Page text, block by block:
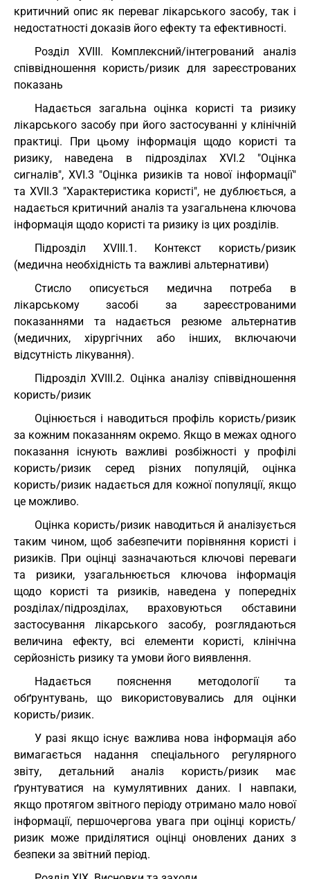
критичний опис як переваг лікарського засобу, так і
недостатності доказів його ефекту та ефективності.
Розділ XVIII. Комплексний/інтегрований аналіз
співвідношення користь/ризик для зареєстрованих
показань
Надається загальна оцінка користі та ризику
лікарського засобу при його застосуванні у клінічній
практиці. При цьому інформація щодо користі та
ризику, наведена в підрозділах XVI.2 "Оцінка
сигналів", XVI.3 "Оцінка ризиків та нової інформації"
та XVIІ.3 "Характеристика користі", не дублюється, а
надається критичний аналіз та узагальнена ключова
інформація щодо користі та ризику із цих розділів.
Підрозділ XVIII.1. Контекст користь/ризик
(медична необхідність та важливі альтернативи)
Стисло описується медична потреба в
лікарському засобі за зареєстрованими
показаннями та надається резюме альтернатив
(медичних, хірургічних або інших, включаючи
відсутність лікування).
Підрозділ XVIII.2. Оцінка аналізу співвідношення
користь/ризик
Оцінюється і наводиться профіль користь/ризик
за кожним показанням окремо. Якщо в межах одного
показання існують важливі розбіжності у профілі
користь/ризик серед різних популяцій, оцінка
користь/ризик надається для кожної популяції, якщо
це можливо.
Оцінка користь/ризик наводиться й аналізується
таким чином, щоб забезпечити порівняння користі і
ризиків. При оцінці зазначаються ключові переваги
та ризики, узагальнюється ключова інформація
щодо користі та ризиків, наведена у попередніх
розділах/підрозділах, враховуються обставини
застосування лікарського засобу, розглядаються
величина ефекту, всі елементи користі, клінічна
серйозність ризику та умови його виявлення.
Надається пояснення методології та
обґрунтувань, що використовувались для оцінки
користь/ризик.
У разі якщо існує важлива нова інформація або
вимагається надання спеціального регулярного
звіту, детальний аналіз користь/ризик має
ґрунтуватися на кумулятивних даних. І навпаки,
якщо протягом звітного періоду отримано мало нової
інформації, першочергова увага при оцінці користь/
ризик може приділятися оцінці оновлених даних з
безпеки за звітний період.